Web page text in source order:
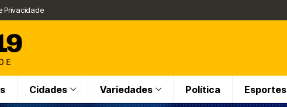
Privacidade
Cidades Variedades Política Esportes